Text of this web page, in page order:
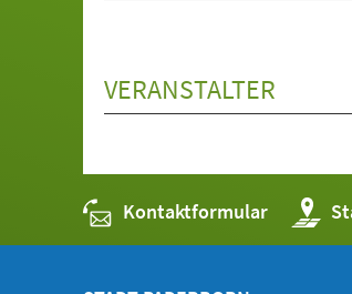
VERANSTALTER
Kontaktformular (Öffnet
in
einem